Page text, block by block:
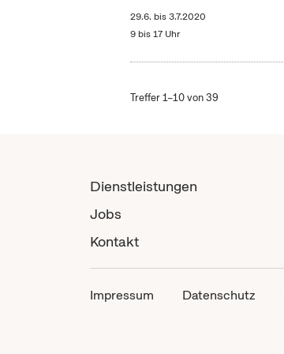
29.6. bis3.7.2020
9 bis 17 Uhr
Treffer 1–10 von 39
Dienstleistungen
Jobs
Kontakt
Impressum Datenschutz